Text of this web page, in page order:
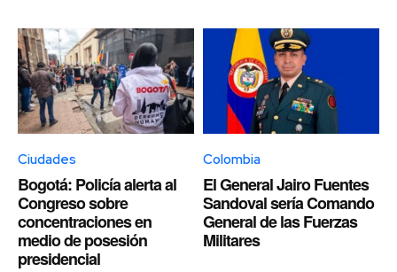
Ciudades
Bogotá: Policía alerta al
Congreso sobre
concentraciones en
medio de posesión
presidencial
Colombia
El General Jairo Fuentes
Sandoval sería Comando
General de las Fuerzas
Militares